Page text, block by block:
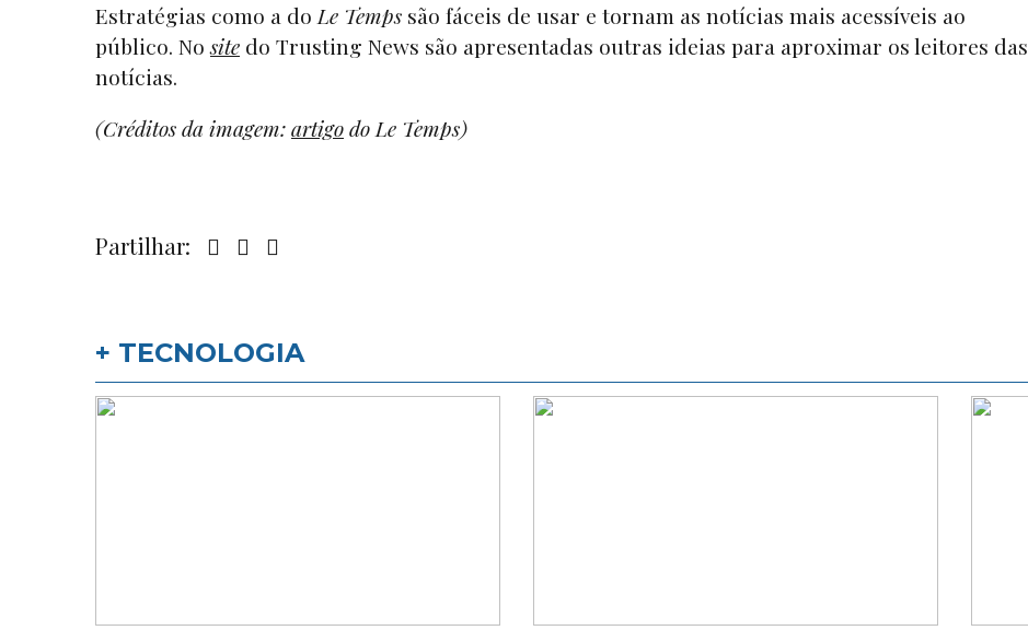
Estratégias como a doLe Temps são fáceis de usar e tornam as notícias mais acessíveis ao
público. Nosite do Trusting News são apresentadas outras ideias para aproximar os leitores das
notícias.
(Créditos da imagem:artigodo Le Temps)
Partilhar:
+ TECNOLOGIA